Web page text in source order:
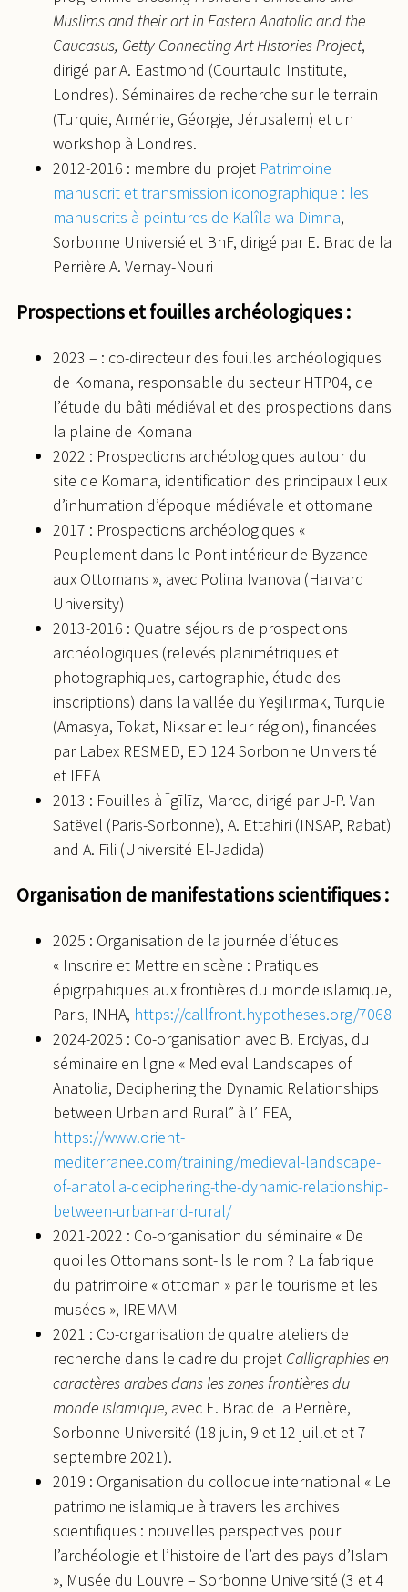
Muslims and their art in Eastern Anatolia and the
Caucasus, Getty Connecting Art Histories Project,
dirigé par A. Eastmond (Courtauld Institute,
Londres). Séminaires de recherche sur le terrain
(Turquie, Arménie, Géorgie, Jérusalem) et un
workshop à Londres.
2012-2016 : membre du projet Patrimoine
manuscrit et transmission iconographique : les
manuscrits à peintures de Kalîla wa Dimna,
Sorbonne Universié et BnF, dirigé par E. Brac de la
Perrière A. Vernay-Nouri
Prospections et fouilles archéologiques :
2023 – : co-directeur des fouilles archéologiques
de Komana, responsable du secteur HTP04, de
l’étude du bâti médiéval et des prospections dans
la plaine de Komana
2022 : Prospections archéologiques autour du
site de Komana, identification des principaux lieux
d’inhumation d’époque médiévale et ottomane
2017 : Prospections archéologiques «
Peuplement dans le Pont intérieur de Byzance
aux Ottomans », avec Polina Ivanova (Harvard
University)
2013-2016 : Quatre séjours de prospections
archéologiques (relevés planimétriques et
photographiques, cartographie, étude des
inscriptions) dans la vallée du Yeşilırmak, Turquie
(Amasya, Tokat, Niksar et leur région), financées
par Labex RESMED, ED 124 Sorbonne Université
et IFEA
2013 : Fouilles à Īgīlīz, Maroc, dirigé par J-P. Van
Satëvel (Paris-Sorbonne), A. Ettahiri (INSAP, Rabat)
and A. Fili (Université El-Jadida)
Organisation de manifestations scientifiques :
2025 : Organisation de la journée d’études
« Inscrire et Mettre en scène : Pratiques
épigrpahiques aux frontières du monde islamique,
Paris, INHA, https://callfront.hypotheses.org/7068
2024-2025 : Co-organisation avec B. Erciyas, du
séminaire en ligne « Medieval Landscapes of
Anatolia, Deciphering the Dynamic Relationships
between Urban and Rural” à l’IFEA,
https://www.orient-
mediterranee.com/training/medieval-landscape-
of-anatolia-deciphering-the-dynamic-relationship-
between-urban-and-rural/
2021-2022 : Co-organisation du séminaire « De
quoi les Ottomans sont-ils le nom ? La fabrique
du patrimoine « ottoman » par le tourisme et les
musées », IREMAM
2021 : Co-organisation de quatre ateliers de
recherche dans le cadre du projet Calligraphies en
caractères arabes dans les zones frontières du
monde islamique, avec E. Brac de la Perrière,
Sorbonne Université (18 juin, 9 et 12 juillet et 7
septembre 2021).
2019 : Organisation du colloque international « Le
patrimoine islamique à travers les archives
scientifiques : nouvelles perspectives pour
l’archéologie et l’histoire de l’art des pays d’Islam
», Musée du Louvre – Sorbonne Université (3 et 4